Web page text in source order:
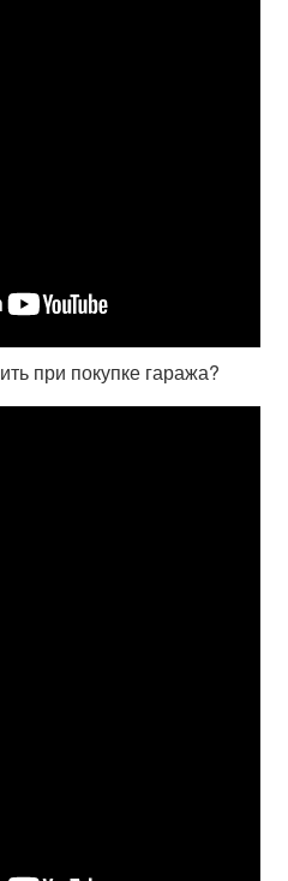
при покупке гаража?